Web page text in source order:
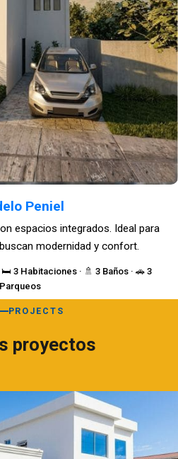
Peniel
3 Habitaciones · 🚿 3 Baños · 🚗 3
Parqueos
espacios integrados. Ideal para
modernidad y confort.
PROJECTS
proyectos